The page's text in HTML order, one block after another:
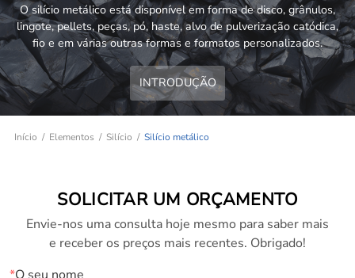
O silício metálico está disponível em forma de disco, grânulos,
lingote, pellets, peças, pó, haste, alvo de pulverização catódica,
fio e em várias outras formas e formatos personalizados.
INTRODUÇÃO
Início Elementos Silício Silício metálico
SOLICITAR UM ORÇAMENTO
Envie-nos uma consulta hoje mesmo para saber mais
e receber os preços mais recentes. Obrigado!